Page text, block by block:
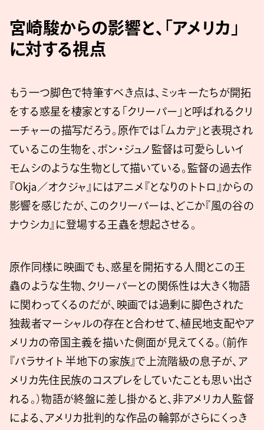
宮崎駿からの影響と、「アメリカ」
に対する視点
もう一つ脚色で特筆すべき点は、ミッキーたちが開拓
をする惑星を棲家とする「クリーパー」と呼ばれるクリ
ーチャーの描写だろう。原作では「ムカデ」と表現され
ているこの生物を、ポン・ジュノ監督は可愛らしいイ
モムシのような生物として描いている。監督の過去作
『Okja／オクジャ』にはアニメ『となりのトトロ』からの
影響を感じたが、このクリーパーは、どこか『風の谷の
ナウシカ』に登場する王蟲を想起させる。
原作同様に映画でも、惑星を開拓する人間とこの王
蟲のような生物、クリーパーとの関係性は大きく物語
に関わってくるのだが、映画では過剰に脚色された
独裁者マーシャルの存在と合わせて、植民地支配やア
メリカの帝国主義を描いた側面が見えてくる。（前作
『パラサイト 半地下の家族』で上流階級の息子が、ア
メリカ先住民族のコスプレをしていたことも思い出さ
れる。）物語が終盤に差し掛かると、非アメリカ人監督
による、アメリカ批判的な作品の輪郭がさらにくっき